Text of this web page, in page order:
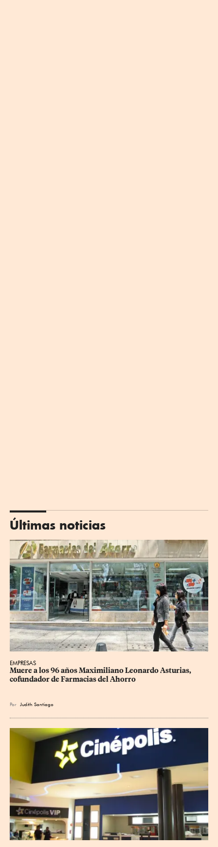
Últimas noticias
EMPRESAS
Muere a los 96 años Maximiliano Leonardo Asturias,
cofundador de Farmacias del Ahorro
Por Judith Santiago